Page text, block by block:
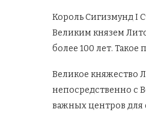
Король Сигизмунд I
Великим князем
более 100 лет.
Великое княжество
непосредственно с
важных центров для